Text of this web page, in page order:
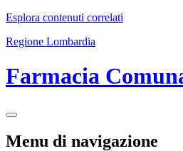
Esplora contenuti correlati
Regione Lombardia
Farmacia
Menu di navigazione